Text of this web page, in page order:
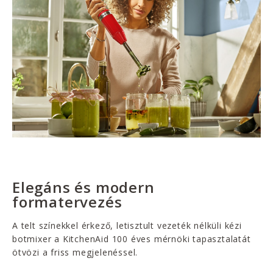
Elegáns és modern
formatervezés
A telt színekkel érkező, letisztult vezeték nélküli kézi
botmixer a KitchenAid 100 éves mérnöki tapasztalatát
ötvözi a friss megjelenéssel.